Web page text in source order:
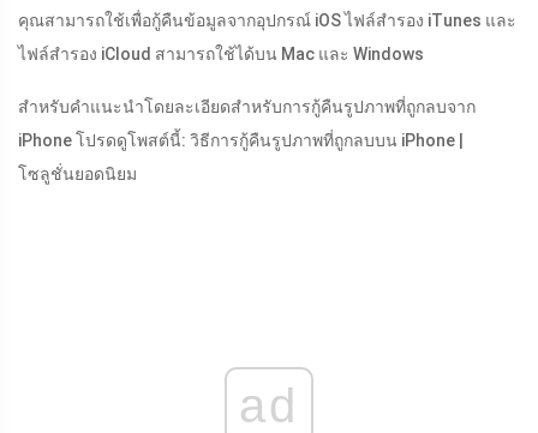
คุณสามารถใช้เพื่อกู้คืนข้อมูลจากอุปกรณ์ iOS ไฟล์สำรอง iTunes และ
ไฟล์สำรอง iCloud สามารถใช้ได้บน Mac และ Windows
สำหรับคำแนะนำโดยละเอียดสำหรับการกู้คืนรูปภาพที่ถูกลบจาก
iPhone โปรดดูโพสต์นี้: วิธีการกู้คืนรูปภาพที่ถูกลบบน iPhone |
โซลูชั่นยอดนิยม
ad